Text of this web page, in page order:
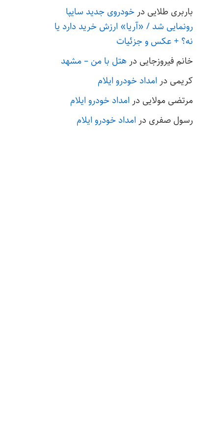
باربری طلایی در خودروی جدید سایپا
رونمایی شد / «آریا» ارزش خرید دارد یا
نه؟ + عکس و جزئیات
خانم فیروزجایی در هتل با من – مشهد
کریمی در امداد خودرو ایلام
مرتضی مولایی در امداد خودرو ایلام
رسول صفری در امداد خودرو ایلام